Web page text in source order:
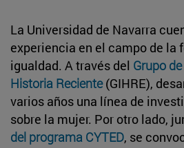
La Universidad de Navarra
experiencia en el campo de la
igualdad. A través del Grupo
Historia Reciente(GIHRE),
varios años una línea de
sobre la mujer. Por otro lado,
del programa CYTED, se